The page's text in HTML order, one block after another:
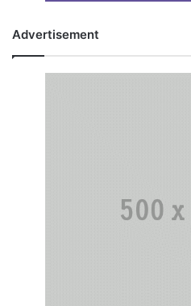
Advertisement